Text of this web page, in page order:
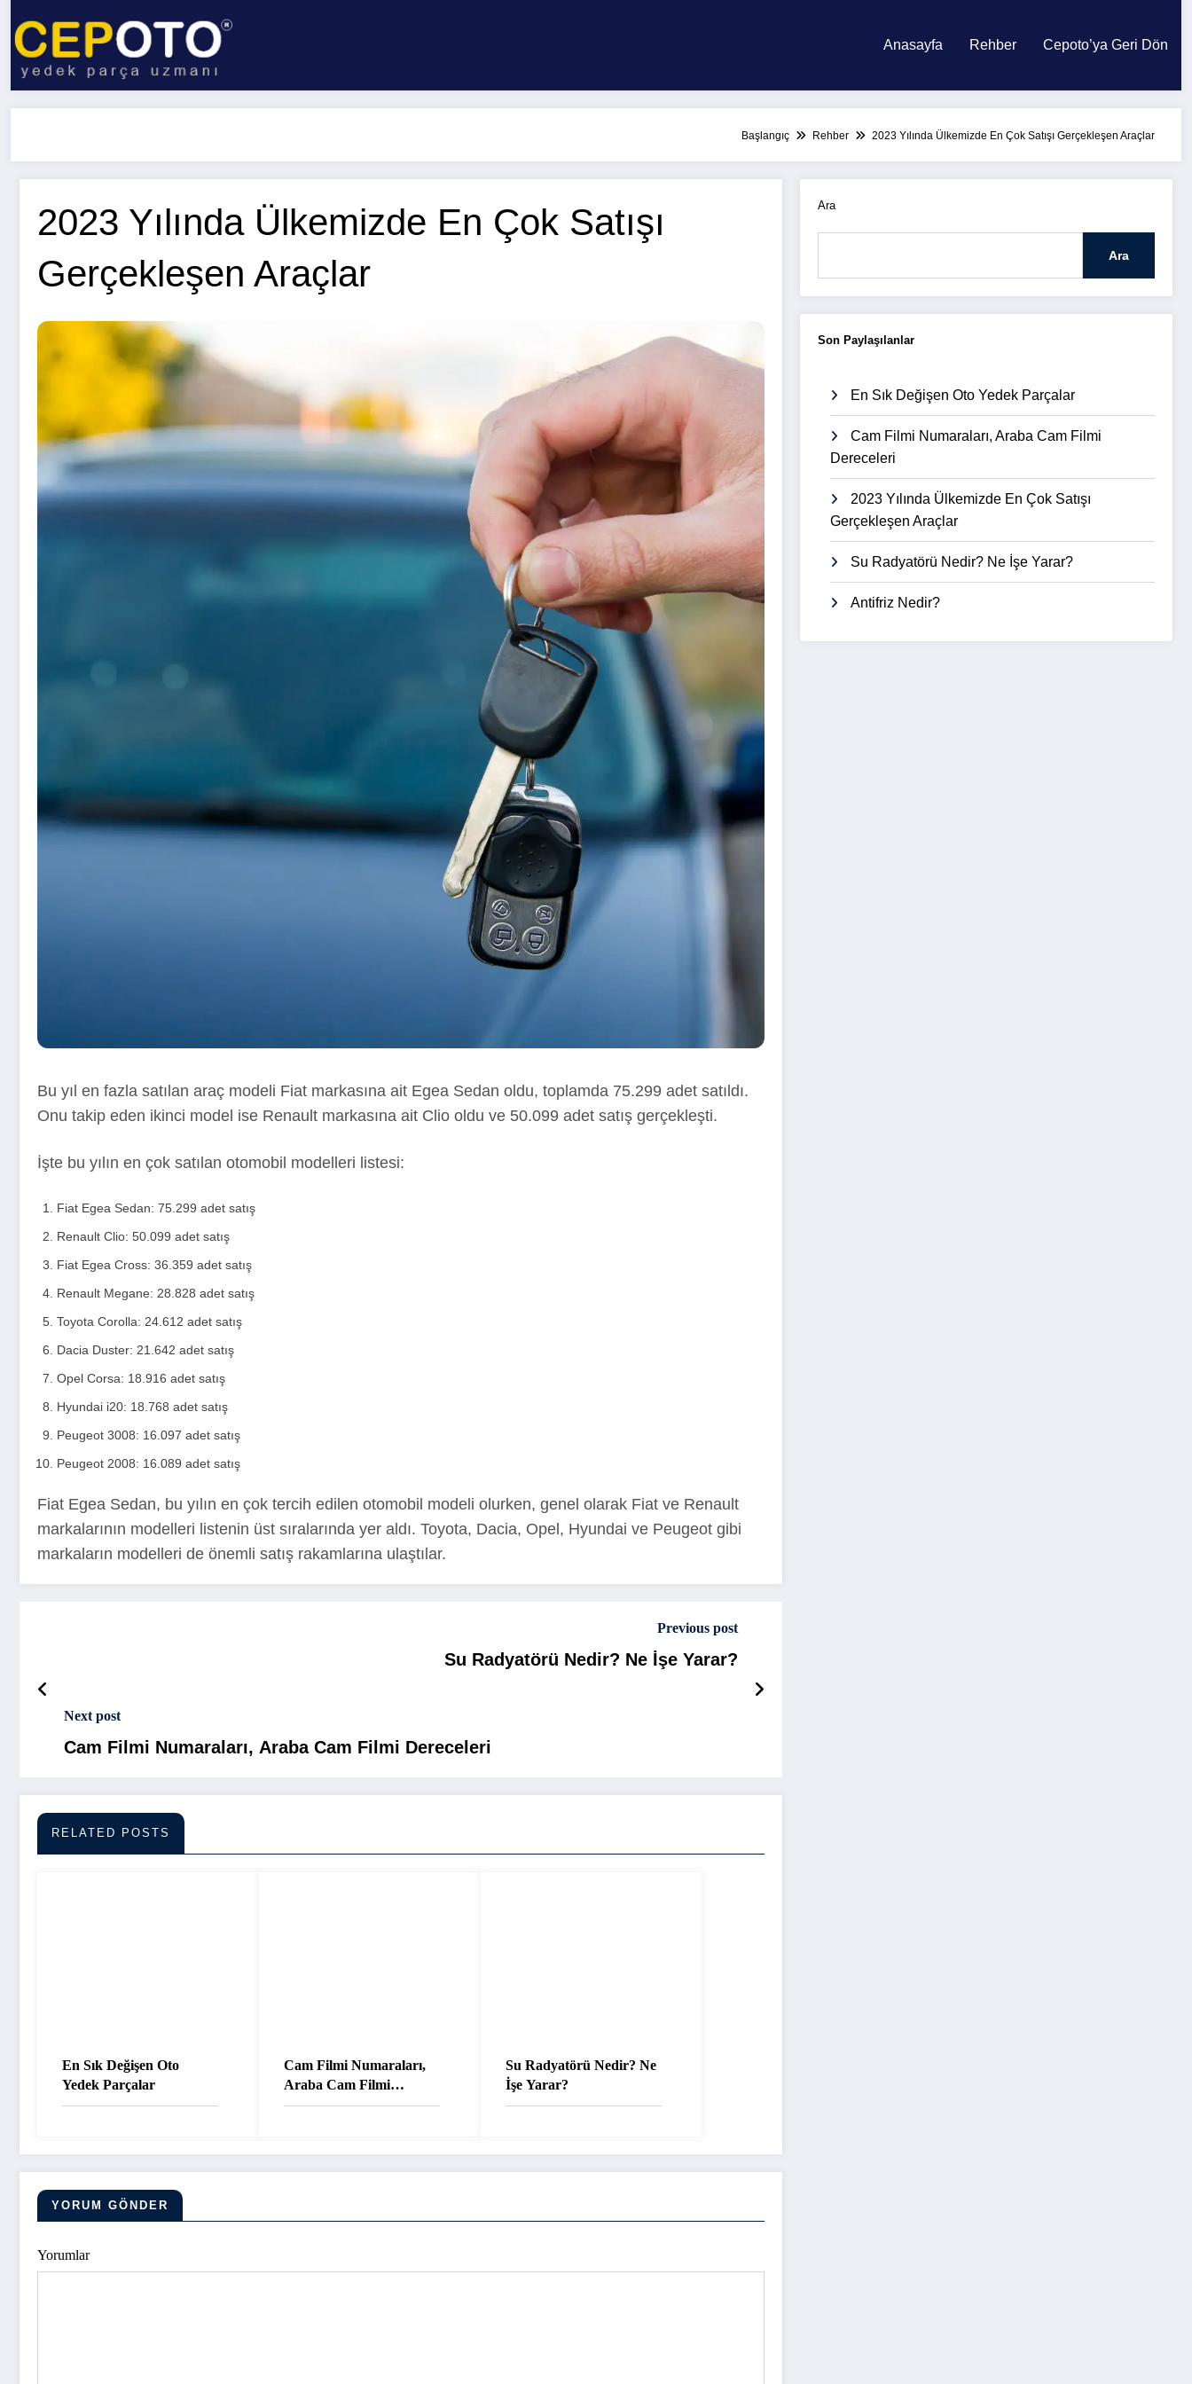
atla
Anasayfa Rehber Cepoto’ya Geri Dön
Başlangıç Rehber 2023 Yılında Ülkemizde En Çok Satışı Gerçekleşen Araçlar
2023 Yılında Ülkemizde En Çok Satışı
Gerçekleşen Araçlar
Bu yıl en fazla satılan araç modeli Fiat markasına ait Egea Sedan oldu, toplamda 75.299 adet satıldı.
Onu takip eden ikinci model ise Renault markasına ait Clio oldu ve 50.099 adet satış gerçekleşti.
İşte bu yılın en çok satılan otomobil modelleri listesi:
Fiat Egea Sedan: 75.299 adet satış
Renault Clio: 50.099 adet satış
Fiat Egea Cross: 36.359 adet satış
Renault Megane: 28.828 adet satış
Toyota Corolla: 24.612 adet satış
Dacia Duster: 21.642 adet satış
Opel Corsa: 18.916 adet satış
Hyundai i20: 18.768 adet satış
Peugeot 3008: 16.097 adet satış
Peugeot 2008: 16.089 adet satış
Fiat Egea Sedan, bu yılın en çok tercih edilen otomobil modeli olurken, genel olarak Fiat ve Renault
markalarının modelleri listenin üst sıralarında yer aldı. Toyota, Dacia, Opel, Hyundai ve Peugeot gibi
markaların modelleri de önemli satış rakamlarına ulaştılar.
Previous post
Su Radyatörü Nedir? Ne İşe Yarar?
Next post
Cam Filmi Numaraları, Araba Cam Filmi Dereceleri
RELATED POSTS
En Sık Değişen Oto
Yedek Parçalar
Cam Filmi Numaraları,
Araba Cam Filmi
Dereceleri
Su Radyatörü Nedir? Ne
İşe Yarar?
YORUM GÖNDER
Yorumlar
Ara
Ara
Son Paylaşılanlar
En Sık Değişen Oto Yedek Parçalar
Cam Filmi Numaraları, Araba Cam Filmi
Dereceleri
2023 Yılında Ülkemizde En Çok Satışı
Gerçekleşen Araçlar
Su Radyatörü Nedir? Ne İşe Yarar?
Antifriz Nedir?